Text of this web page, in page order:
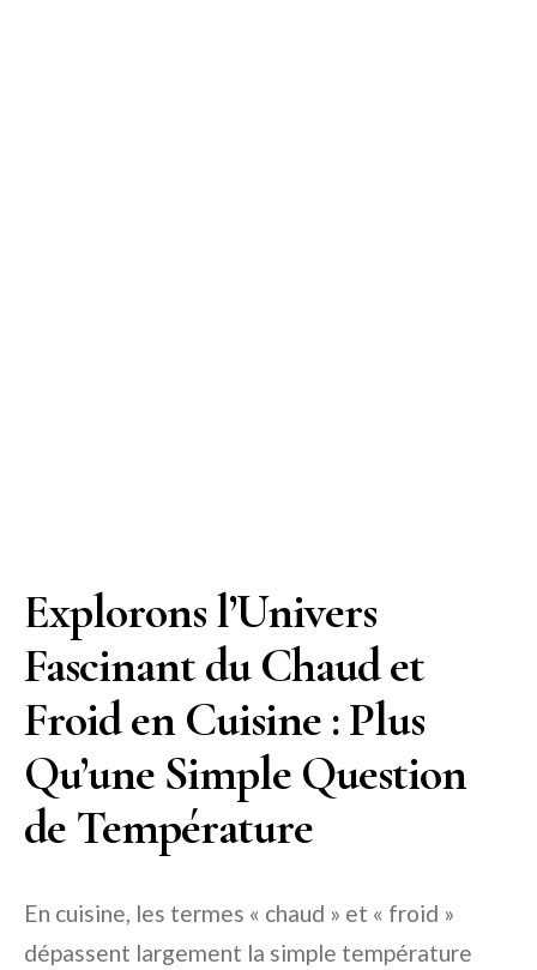
Explorons l’Univers
Fascinant du Chaud et
Froid en Cuisine : Plus
Qu’une Simple Question
de Température
En cuisine, les termes « chaud » et « froid »
dépassent largement la simple température